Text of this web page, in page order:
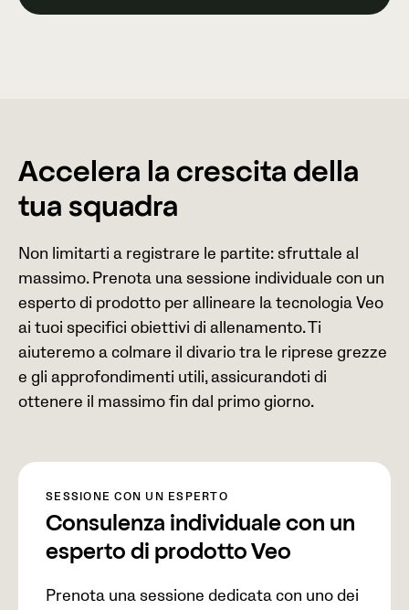
Accelera la crescita della
tua squadra
Non limitarti a registrare le partite: sfruttale al
massimo. Prenota una sessione individuale con un
esperto di prodotto per allineare la tecnologia Veo
ai tuoi specifici obiettivi di allenamento. Ti
aiuteremo a colmare il divario tra le riprese grezze
e gli approfondimenti utili, assicurandoti di
ottenere il massimo fin dal primo giorno.
SESSIONE CON UN ESPERTO
Consulenza individuale con un
esperto di prodotto Veo
Prenota una sessione dedicata con uno dei